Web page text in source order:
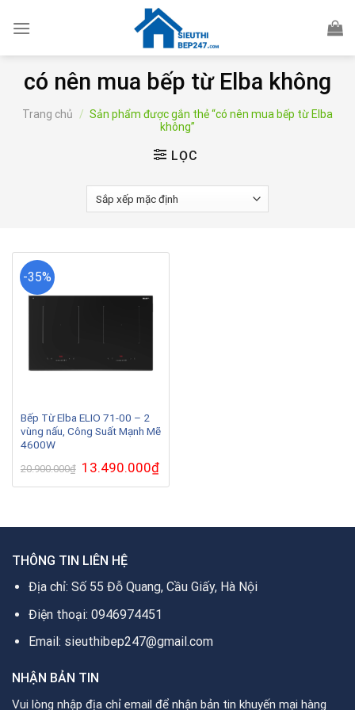
có nên mua bếp từ Elba không
Trang chủ / Sản phẩm được gắn thẻ “có nên mua bếp từ Elba
không”
LỌC
-35%
Bếp Từ Elba ELIO 71-00 – 2
vùng nấu, Công Suất Mạnh Mẽ
4600W
20.900.000₫ Giá
gốc
là:
13.490.000₫Giá
hiện
tại
THÔNG TIN LIÊN HỆ
Địa chỉ: Số 55 Đỗ Quang, Cầu Giấy, Hà Nội
Điện thoại: 0946974451
Email: sieuthibep247@gmail.com
NHẬN BẢN TIN
Vui lòng nhập địa chỉ email để nhận bản tin khuyến mại hàng